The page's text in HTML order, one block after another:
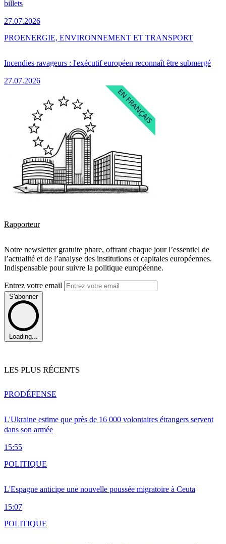
billets
27.07.2026
Incendies ravageurs : l'exécutif européen reconnaît être submergé
27.07.2026
PROENERGIE, ENVIRONNEMENT ET TRANSPORT
Rapporteur
Notre newsletter gratuite phare, offrant chaque jour l’essentiel de
l’actualité et de l’analyse des institutions et capitales européennes.
Indispensable pour suivre la politique européenne.
Entrez votre email
S'abonner
Loading...
LES PLUS RÉCENTS
L'Ukraine estime que près de 16 000 volontaires étrangers servent
dans son armée
15:55
PRODÉFENSE
L'Espagne anticipe une nouvelle poussée migratoire à Ceuta
15:07
POLITIQUE
POLITIQUE